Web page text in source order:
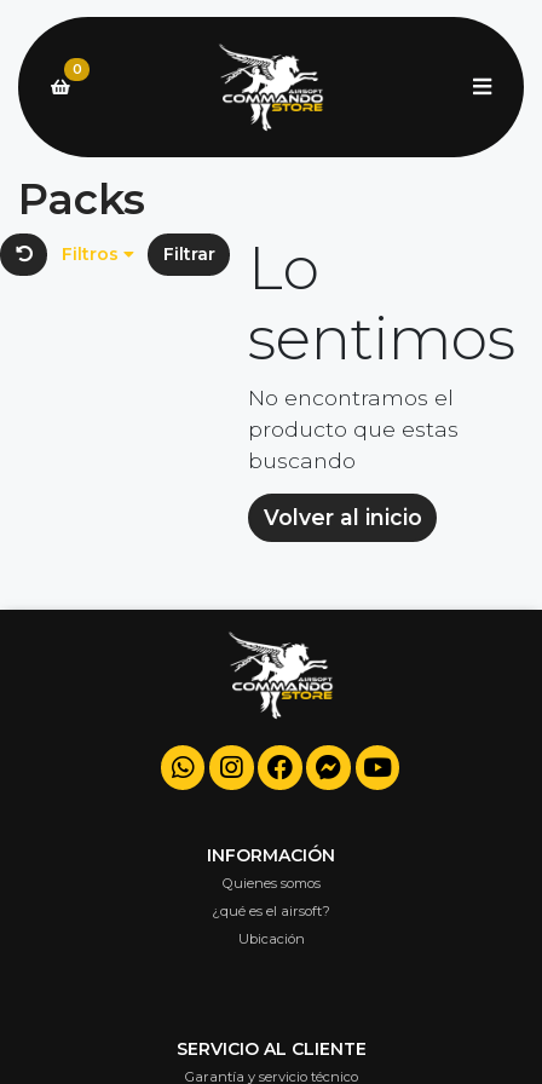
0
Packs
Filtros Filtrar
Lo
sentimos
No encontramos el
producto que estas
buscando
Volver al inicio
INFORMACIÓN
Quienes somos
¿qué es el airsoft?
Ubicación
SERVICIO AL CLIENTE
Garantía y servicio técnico